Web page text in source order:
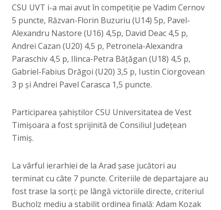
CSU UVT i-a mai avut în competiție pe Vadim Cernov
5 puncte, Răzvan-Florin Buzuriu (U14) 5p, Pavel-
Alexandru Nastore (U16) 4,5p, David Deac 4,5 p,
Andrei Cazan (U20) 4,5 p, Petronela-Alexandra
Paraschiv 4,5 p, Ilinca-Petra Bățăgan (U18) 4,5 p,
Gabriel-Fabius Drăgoi (U20) 3,5 p, Iustin Ciorgovean
3 p și Andrei Pavel Carasca 1,5 puncte.
Participarea șahiștilor CSU Universitatea de Vest
Timișoara a fost sprijinită de Consiliul Județean
Timiș.
La vârful ierarhiei de la Arad șase jucători au
terminat cu câte 7 puncte. Criteriile de departajare au
fost trase la sorți; pe lângă victoriile directe, criteriul
Bucholz mediu a stabilit ordinea finală: Adam Kozak